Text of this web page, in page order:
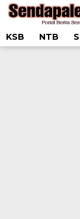
Lewati
ke
KSB
NTB